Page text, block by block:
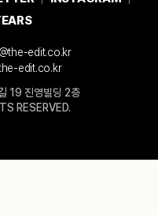
edit.co.kr
edit.co.kr
19 진영빌딩 2층
RESERVED.